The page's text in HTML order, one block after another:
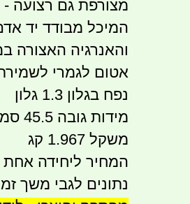
מצורפת גם רצועה -
המיכל מבודד יד
והאנרגיה האצורה
אטום לגמרי
נפח בגלון 1.3 גלון
מידות גובה 45.5 סמ'
משקל 1.967 קג
המחיר ליחידה אחת
נתונים לגבי משך